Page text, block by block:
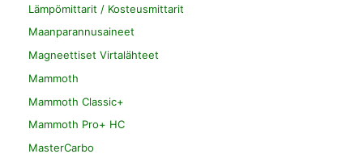
Lämpömittarit / Kosteusmittarit
Maanparannusaineet
Magneettiset Virtalähteet
Mammoth
Mammoth Classic+
Mammoth Pro+ HC
MasterCarbo